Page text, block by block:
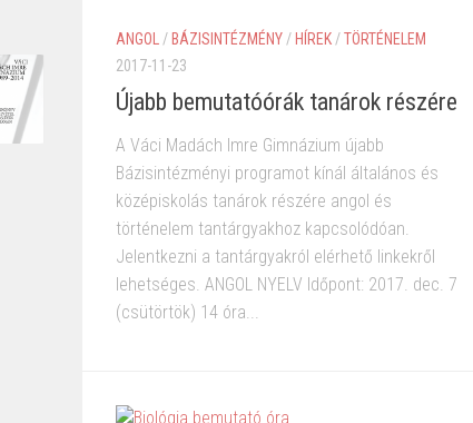
ANGOL / BÁZISINTÉZMÉNY / HÍREK /TÖRTÉNELEM
2017-11-23
Újabb bemutatóórák tanárok részére
A Váci Madách Imre Gimnázium újabb
Bázisintézményi programot kínál általános és
középiskolás tanárok részére angol és
történelem tantárgyakhoz kapcsolódóan.
Jelentkezni a tantárgyakról elérhető linkekről
lehetséges. ANGOL NYELV Időpont: 2017. dec. 7
(csütörtök) 14 óra...